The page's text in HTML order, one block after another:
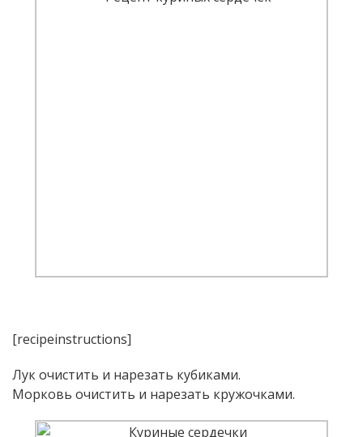
[recipeinstructions]
Лук очистить и нарезать кубиками.
Морковь очистить и нарезать кружочками.